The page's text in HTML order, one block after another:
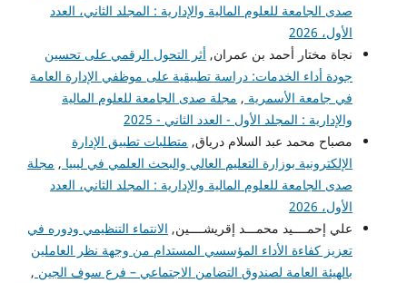
صدى الجامعة للعلوم المالية والإدارية : المجلد الثاني، العدد
الأول، 2026
نجاة مختار أحمد بن عمران, أثر التحول الرقمي على تحسين
جودة أداء الخدمات: دراسة تطبيقية على موظفي الإدارة العامة
في جامعة الأسمرية , مجلة صدى الجامعة للعلوم المالية
والإدارية : المجلد الأول - العدد الثاني - 2025
مصباح محمد عبد السلام درياق, متطلبات تطبيق الإدارة
الإلكترونية بوزارة التعليم العالي والبحث العلمي في ليبيا , مجلة
صدى الجامعة للعلوم المالية والإدارية : المجلد الثاني، العدد
الأول، 2026
علي إحمــــيد محمـــد إقريشــــين, الانتماء التنظيمي ودوره في
تعزيز كفاءة الأداء المؤسسي المستدام من وجهة نظر العاملين
بالهيئة العامة لصندوق التضامن الاجتماعي – فرع سوف الجين ,